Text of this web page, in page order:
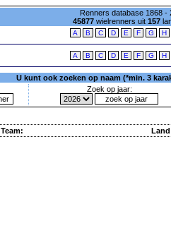
Renners database 1868 -
45877wielrenners uit 157
A B C D E F G H
A B C D E F G H
U kunt ook zoeken op naam (*min. 3
Zoek op jaar:
Team: